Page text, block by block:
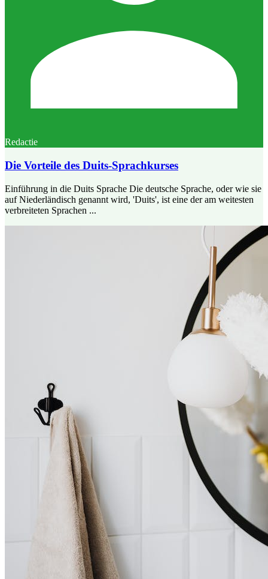
Redactie
Die Vorteile des Duits-Sprachkurses
Einführung in die Duits Sprache Die deutsche Sprache, oder wie sie
auf Niederländisch genannt wird, 'Duits', ist eine der am weitesten
verbreiteten Sprachen ...